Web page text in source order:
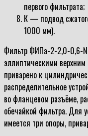
первого фильтрата;
К — подвод
1000 мм).
Фильтр ФИПа-2-2,0-0,6-
эллиптическими
приварено к
распределительное
во фланцевом разъёме,
обечайкой фильтра. Для
имеется три опоры,